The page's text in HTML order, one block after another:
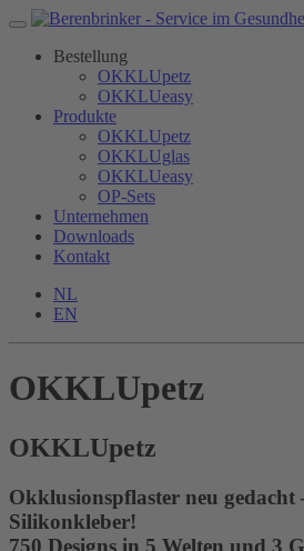
Bestellung
OKKLUpetz
OKKLUeasy
Produkte
OKKLUpetz
OKKLUglas
OKKLUeasy
OP-Sets
Unternehmen
Downloads
Kontakt
NL
EN
OKKLUpetz
OKKLUpetz
Okklusionspflaster neu gedacht
Silikonkleber!
750 Designs in 5 Welten und 3